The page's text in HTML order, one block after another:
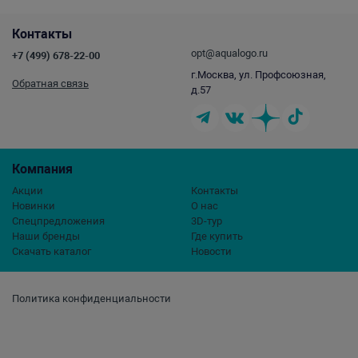
Политика конфиденциальности
Компания
Акции
Новинки
Спецпредложения
Наши бренды
Скачать каталог
Контакты
О нас
3D-тур
Где купить
Новости
Контакты
+7 (499) 678-22-00
Обратная связь
opt@aqualogo.ru
г.Москва, ул. Профсоюзная,
д.57